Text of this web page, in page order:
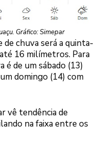
Gráfico: Simepar
de chuva será a quinta-
16 milímetros. Para
é de um sábado (13)
domingo (14) com
vê tendência de
na faixa entre os